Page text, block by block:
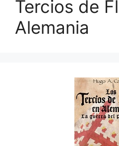
Tercios de
Alemania